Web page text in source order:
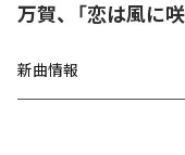
万賀、「恋は風に
新曲情報